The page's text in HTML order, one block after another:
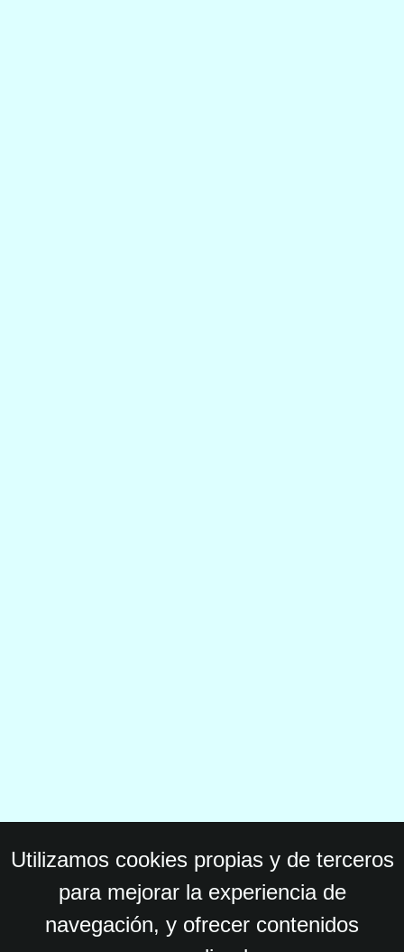
Utilizamos cookies propias y de terceros
para mejorar la experiencia de
navegación, y ofrecer contenidos